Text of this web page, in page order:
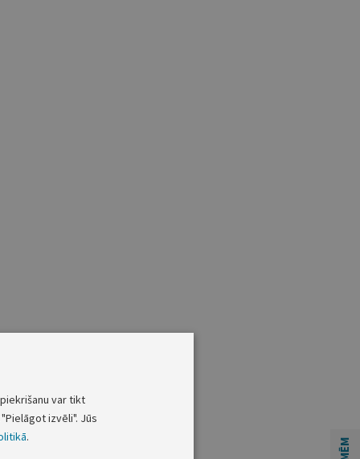
var tikt
izvēli". Jūs
.